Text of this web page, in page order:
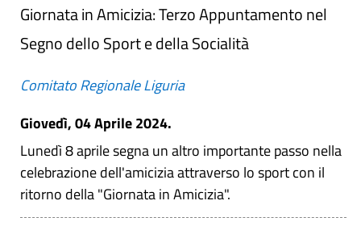
Giornata in Amicizia: Terzo Appuntamento nel
Segno dello Sport e della Socialità
Comitato Regionale Liguria
Giovedì, 04 Aprile 2024.
Lunedì 8 aprile segna un altro importante passo nella
celebrazione dell'amicizia attraverso lo sport con il
ritorno della "Giornata in Amicizia".